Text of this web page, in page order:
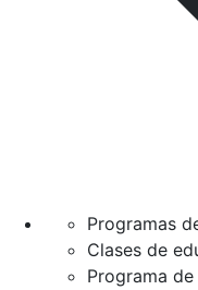
Programas
Clases de
Programa